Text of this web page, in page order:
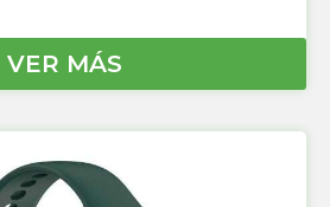
VER MÁS